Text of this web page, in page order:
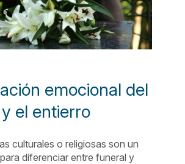
emocional del
el entierro
culturales o religiosas son un
diferenciar entre funeral y